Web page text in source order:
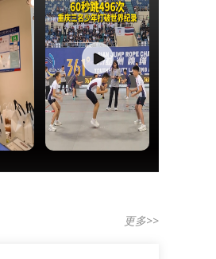
更多>>